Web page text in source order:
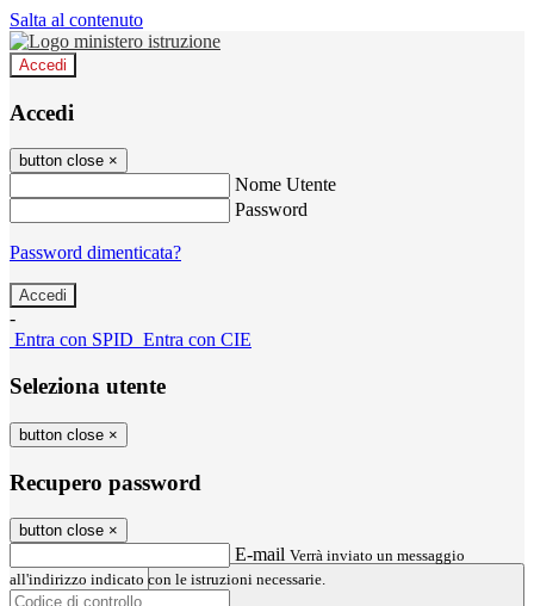
Salta al contenuto
Accedi
Accedi
button close ×
Nome Utente
Password
Password dimenticata?
-
Entra con SPID Entra con CIE
Seleziona utente
button close ×
Recupero password
button close ×
E-mail Verrà inviato un messaggio
all'indirizzo indicato con le istruzioni necessarie.